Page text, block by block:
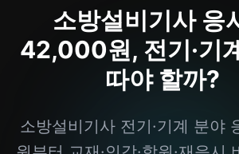
소방설비기사 응
42,000원, 전기·기
따야 할까?
소방설비기사 전기·기계 분야